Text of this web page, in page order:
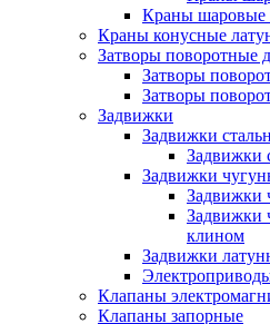
Краны
Краны конусные
Затворы поворотные
Затворы
Затворы
Задвижки
Задвижки
Задвижки
Задвижки
Задвижки
Задвижки
клином
Задвижки
Клапаны
Клапаны запорные